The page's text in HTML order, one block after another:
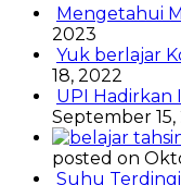
Mengetahui
2023
Yuk berlajar
18, 2022
UPI Hadirkan
September 15,
posted on
Suhu